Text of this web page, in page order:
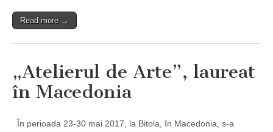
Read more →
„Atelierul de Arte”, laureat
în Macedonia
În perioada 23-30 mai 2017, la Bitola, în Macedonia, s-a